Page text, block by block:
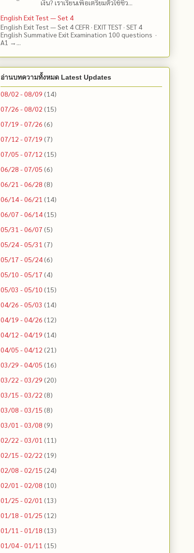
เงิน? เราเรียนเพื่อเตรียมตัวใช้ชีว...
English Exit Test — Set 4
English Exit Test — Set 4 CEFR · EXIT TEST · SET 4
English Summative Exit Examination 100 questions ·
A1 →...
อ่านบทความทั้งหมด Latest Updates
08/02 - 08/09 (14)
07/26 - 08/02 (15)
07/19 - 07/26 (6)
07/12 - 07/19 (7)
07/05 - 07/12 (15)
06/28 - 07/05 (6)
06/21 - 06/28 (8)
06/14 - 06/21 (14)
06/07 - 06/14(15)
05/31 - 06/07 (5)
05/24 - 05/31 (7)
05/17 - 05/24(6)
05/10 - 05/17 (4)
05/03 - 05/10 (15)
04/26 - 05/03 (14)
04/19 - 04/26 (12)
04/12 - 04/19 (14)
04/05 - 04/12 (21)
03/29 - 04/05 (16)
03/22 - 03/29 (20)
03/15 - 03/22 (8)
03/08 - 03/15 (8)
03/01 - 03/08 (9)
02/22 - 03/01 (11)
02/15 - 02/22 (19)
02/08 - 02/15 (24)
02/01 - 02/08 (10)
01/25 - 02/01 (13)
01/18 - 01/25 (12)
01/11 - 01/18 (13)
01/04 - 01/11 (15)